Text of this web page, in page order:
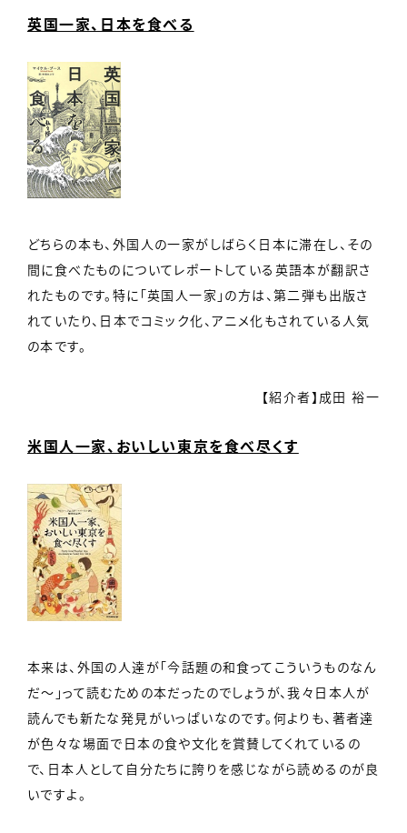
英国一家、日本を食べる
どちらの本も、外国人の一家がしばらく日本に滞在し、その
間に食べたものについてレポートしている英語本が翻訳さ
れたものです。特に「英国人一家」の方は、第二弾も出版さ
れていたり、日本でコミック化、アニメ化もされている人気
の本です。
【紹介者】成田 裕一
米国人一家、おいしい東京を食べ尽くす
本来は、外国の人達が「今話題の和食ってこういうものなん
だ〜」って読むための本だったのでしょうが、我々日本人が
読んでも新たな発見がいっぱいなのです。何よりも、著者達
が色々な場面で日本の食や文化を賞賛してくれているの
で、日本人として自分たちに誇りを感じながら読めるのが良
いですよ。